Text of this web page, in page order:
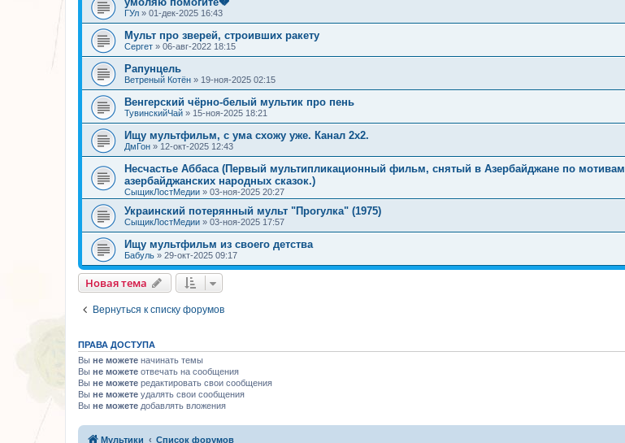
ГУл » 01-дек-2025 16:43
Мульт про зверей, строивших ракету
Сергет » 06-авг-2022 18:15
Рапунцель
Ветреный Котён » 19-ноя-2025 02:15
Венгерский чёрно-белый мультик про пень
ТувинскийЧай » 15-ноя-2025 18:21
Ищу мультфильм, с ума схожу уже. Канал 2х2.
ДмГон » 12-окт-2025 12:43
Несчастье Аббаса (Первый мультипликационный фильм, снятый в Азербайджане по мотивам
азербайджанских народных сказок.)
СыщикЛостМедии » 03-ноя-2025 20:27
Украинский потерянный мульт "Прогулка" (1975)
СыщикЛостМедии » 03-ноя-2025 17:57
Ищу мультфильм из своего детства
Бабуль » 29-окт-2025 09:17
Новая тема
Вернуться к списку форумов
ПРАВА ДОСТУПА
Вы не можете начинать темы
Вы не можете отвечать на сообщения
Вы не можете редактировать свои сообщения
Вы не можете удалять свои сообщения
Вы не можете добавлять вложения
Мультики Список форумов